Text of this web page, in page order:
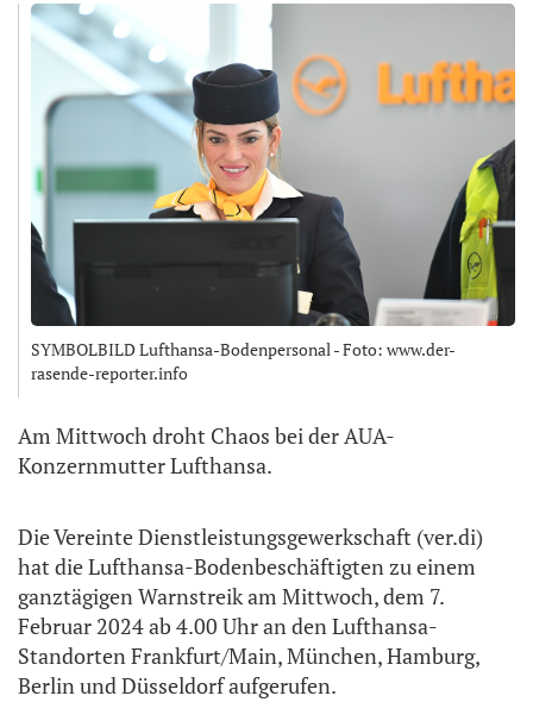
SYMBOLBILD Lufthansa-Bodenpersonal - Foto: www.der-
rasende-reporter.info
Am Mittwoch droht Chaos bei der AUA-
Konzernmutter Lufthansa.
Die Vereinte Dienstleistungsgewerkschaft (ver.di)
hat die Lufthansa-Bodenbeschäftigten zu einem
ganztägigen Warnstreik am Mittwoch, dem 7.
Februar 2024 ab 4.00 Uhr an den Lufthansa-
Standorten Frankfurt/Main, München, Hamburg,
Berlin und Düsseldorf aufgerufen.